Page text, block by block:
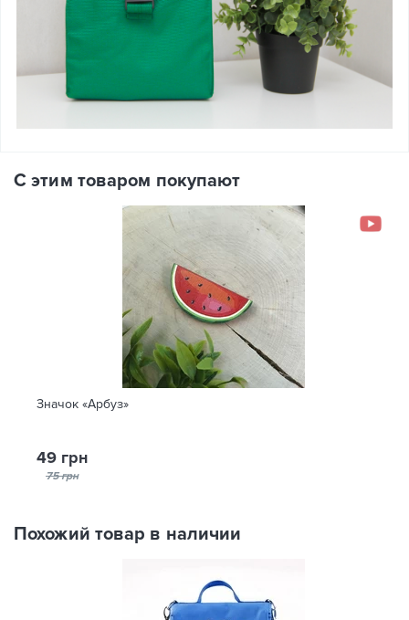
С этим товаром покупают
Значок «Арбуз»
49 грн
75 грн
Похожий товар в наличии